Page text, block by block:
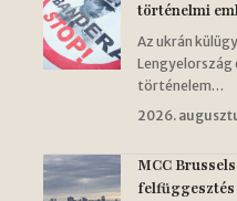
történelmi
Az ukrán
Lengyelország
történelem…
2026.
MCC